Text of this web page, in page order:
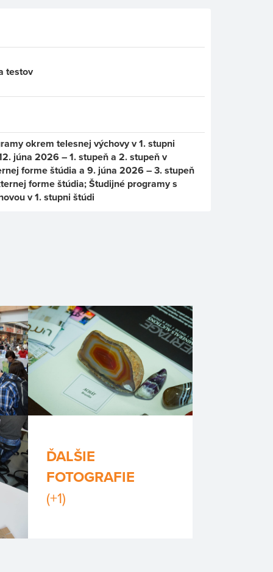
testov
okrem telesnej výchovy v 1. stupni
júna 2026 – 1. stupeň a 2. stupeň v
forme štúdia a 9. júna 2026 – 3. stupeň
forme štúdia; Študijné programy s
v 1. stupni štúdi
ĎALŠIE
FOTOGRAFIE
(+1)